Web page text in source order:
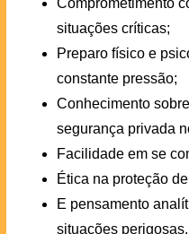
situações críticas;
Preparo físico e
constante pressão;
Conhecimento
segurança privada
Facilidade em se
Ética na proteção
E pensamento
situações perigosas.